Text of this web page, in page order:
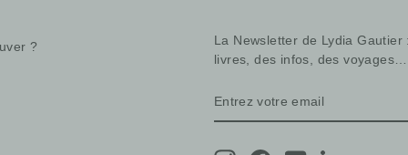
?
La Newsletter de Lydia
livres, des infos, des voyages…
VOTRE
EMAIL